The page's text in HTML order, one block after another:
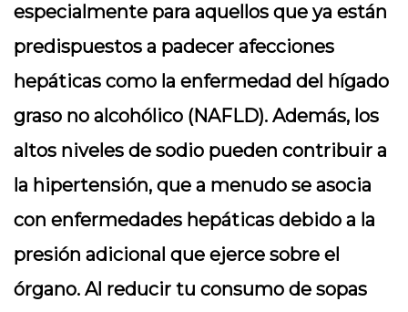
especialmente para aquellos que ya están
predispuestos a padecer afecciones
hepáticas como la enfermedad del hígado
graso no alcohólico (NAFLD). Además, los
altos niveles de sodio pueden contribuir a
la hipertensión, que a menudo se asocia
con enfermedades hepáticas debido a la
presión adicional que ejerce sobre el
órgano. Al reducir tu consumo de sopas